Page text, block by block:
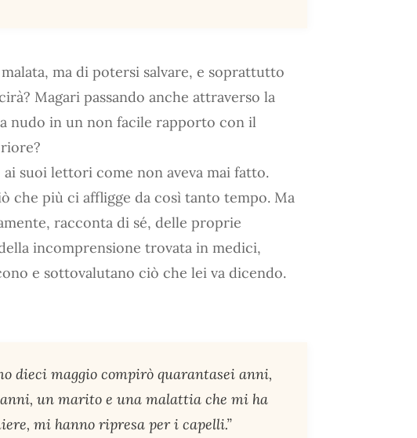
ma di potersi salvare, e soprattutto
Magari passando anche attraverso la
nudo in un non facile rapporto con il
suoi lettori come non aveva mai fatto.
che più ci affligge da così tanto tempo. Ma
racconta di sé, delle proprie
incomprensione trovata in medici,
e sottovalutano ciò che lei va dicendo.
dieci maggio compirò quarantasei anni,
un marito e una malattia che mi ha
mi hanno ripresa per i capelli.”